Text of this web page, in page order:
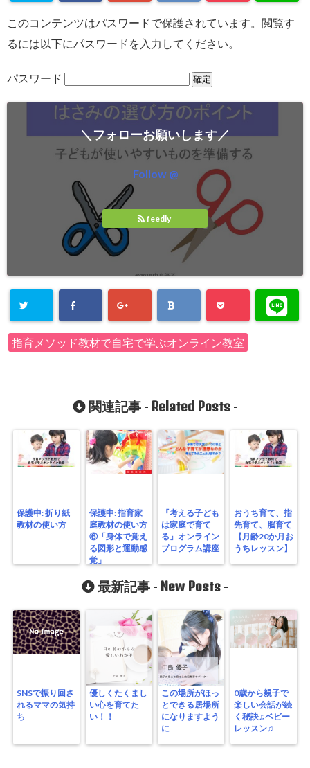
このコンテンツはパスワードで保護されています。閲覧す
るには以下にパスワードを入力してください。
パスワード
＼フォローお願いします／
Follow @
feedly
指育メソッド教材で自宅で学ぶオンライン教室
関連記事 - Related Posts-
保護中: 折り紙
教材の使い方
保護中: 指育家
庭教材の使い方
⑥「身体で覚え
る図形と運動感
覚」
『考える子ども
は家庭で育て
る』オンライン
プログラム講座
おうち育て、指
先育て、脳育て
【月齢20か月お
うちレッスン】
最新記事 - New Posts -
SNSで振り回さ
れるママの気持
ち
優しくたくまし
い心を育てた
い！！
この場所がほっ
とできる居場所
になりますよう
に
0歳から親子で
楽しい会話が続
く秘訣♫ベビー
レッスン♫